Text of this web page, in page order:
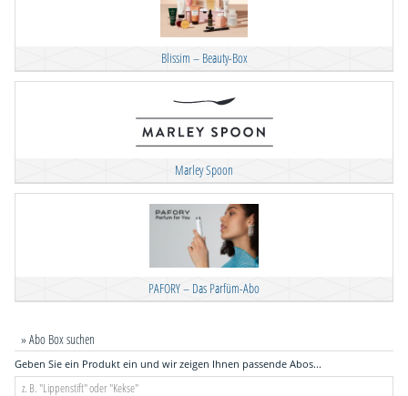
Blissim – Beauty-Box
Marley Spoon
PAFORY – Das Parfüm-Abo
» Abo Box suchen
Geben Sie ein Produkt ein und wir zeigen Ihnen passende Abos...